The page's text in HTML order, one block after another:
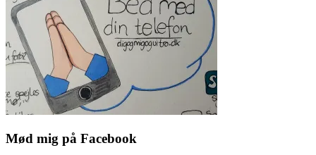
Mød mig på Facebook